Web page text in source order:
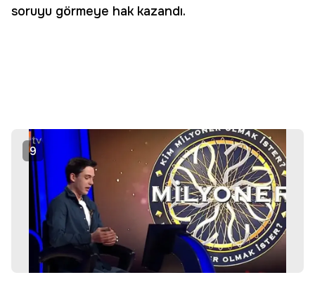
soruyu görmeye hak kazandı.
9